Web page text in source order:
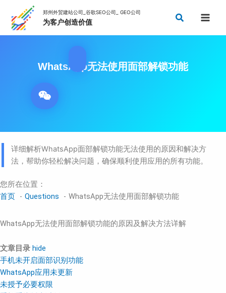
搜
WhatsApp无法使用面部解锁功能
详细解析WhatsApp面部解锁功能无法使用的原因和解决方
法，帮助你轻松解决问题，确保顺利使用应用的所有功能。
您所在位置：
首页
Questions WhatsApp无法使用面部解锁功能
WhatsApp无法使用面部解锁功能的原因及解决方法详解
文章目录 hide
手机未开启面部识别功能
WhatsApp应用未更新
未授予必要权限